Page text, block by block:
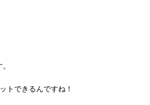
トできるんですね！